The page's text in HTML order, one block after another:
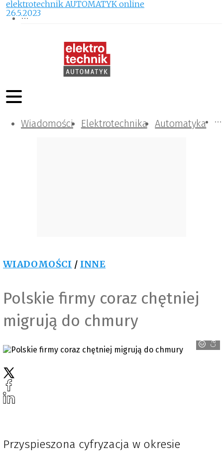
Wiadomości Elektrotechnika Automatyka
Komunikacja i IT
Kontrola
Tematy specjalne
WIADOMOŚCI / INNE
Polskie firmy coraz chętniej
migrują do chmury
Canva
elektrotechnik AUTOMATYK online
26.5.2023
Przyspieszona cyfryzacja w okresie